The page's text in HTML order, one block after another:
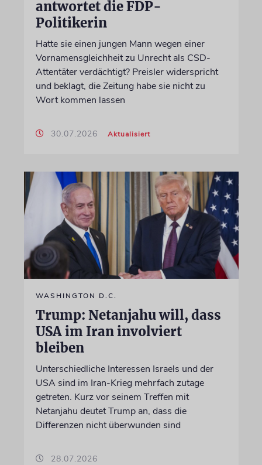
antwortet die FDP-
Politikerin
Hatte sie einen jungen Mann wegen einer
Vornamensgleichheit zu Unrecht als CSD-
Attentäter verdächtigt? Preisler widerspricht
und beklagt, die Zeitung habe sie nicht zu
Wort kommen lassen
30.07.2026 Aktualisiert
WASHINGTON D.C.
Trump: Netanjahu will, dass
USA im Iran involviert
bleiben
Unterschiedliche Interessen Israels und der
USA sind im Iran-Krieg mehrfach zutage
getreten. Kurz vor seinem Treffen mit
Netanjahu deutet Trump an, dass die
Differenzen nicht überwunden sind
28.07.2026